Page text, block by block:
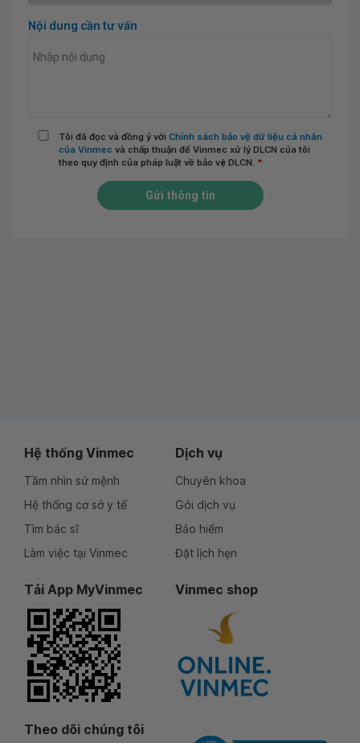
Nội dung cần tư vấn
Tôi đã đọc và đồng ý với Chính sách bảo vệ dữ liệu cá nhân
của Vinmec và chấp thuận để Vinmec xử lý DLCN của tôi
theo quy định của pháp luật về bảo vệ DLCN. *
Gửi thông tin
Hệ thống Vinmec
Tầm nhìn sứ mệnh
Hệ thống cơ sở y tế
Tìm bác sĩ
Làm việc tại Vinmec
Dịch vụ
Chuyên khoa
Gói dịch vụ
Bảo hiểm
Đặt lịch hẹn
Tải App MyVinmec Vinmec shop
Theo dõi chúng tôi